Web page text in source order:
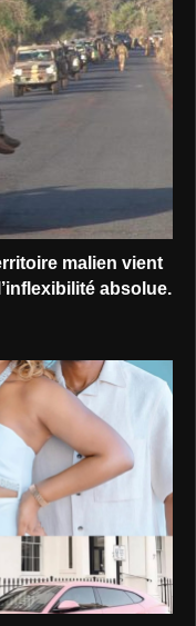
malien vient
absolue.